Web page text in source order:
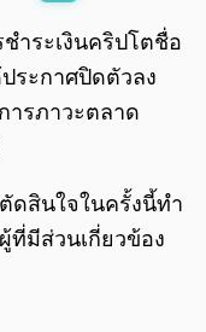
/ 0:00
ำระเงินคริปโตชื่อ
ระกาศปิดตัวลง
ารภาวะตลาด
ดสินใจในครั้งนี้ทำ
ที่มีส่วนเกี่ยวข้อง